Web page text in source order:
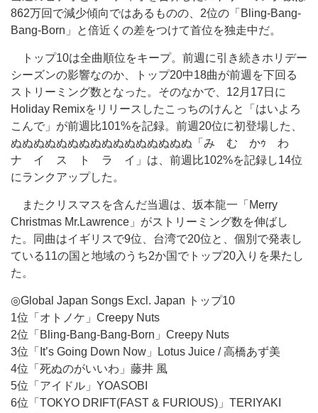
862万回で減少傾向ではあるものの、2位の「Bling-Bang-
Bang-Born」と倍近くの差をつけて首位を独走中だ。
トップ10は全曲順位をキープ。前週に引き続きホリデー
シーズンの影響なのか、トップ20中18曲が前週を下回る
ストリーミング数となった。そのなかで、12月17日に
Holiday Remixをリリースしたこっちのけんと「はいよろ
こんで」が前週比101%を記録。前週20位に初登場した、
ぬぬぬぬぬぬぬぬぬぬぬぬぬぬぬぬ「み む かｩ わ
ナ イ ス ト ラ イ」は、前週比102%を記録し14位
にランクアップした。
またクリスマスを含んだ当週は、坂本龍一「Merry
Christmas Mr.Lawrence」がストリーミング数を伸ばし
た。同曲はイギリスで9位、台湾で20位と、個別で発表し
ている11の国と地域のうち2か国でトップ20入りを果たし
た。
◎Global Japan Songs Excl. Japan トップ10
1位「オトノケ」Creepy Nuts
2位「Bling-Bang-Bang-Born」Creepy Nuts
3位「It’s Going Down Now」Lotus Juice / 高橋あず美
4位「死ぬのがいいわ」藤井 風
5位「アイドル」YOASOBI
6位「TOKYO DRIFT(FAST & FURIOUS)」TERIYAKI